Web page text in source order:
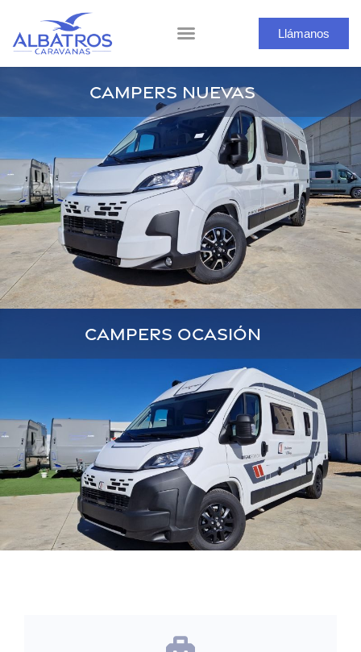
Llámanos
CAMPERS NUEVAS
CAMPERS OCASIÓN